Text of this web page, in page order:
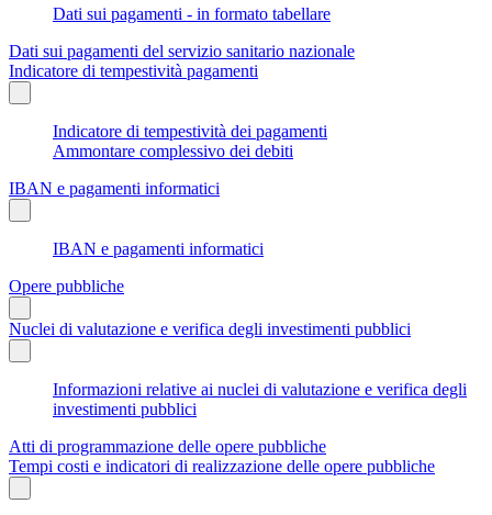
Dati sui pagamenti - in formato tabellare
Dati sui pagamenti del servizio sanitario nazionale
Indicatore di tempestività pagamenti
Indicatore di tempestività dei pagamenti
Ammontare complessivo dei debiti
IBAN e pagamenti informatici
IBAN e pagamenti informatici
Opere pubbliche
Nuclei di valutazione e verifica degli investimenti pubblici
Informazioni relative ai nuclei di valutazione e verifica degli
investimenti pubblici
Atti di programmazione delle opere pubbliche
Tempi costi e indicatori di realizzazione delle opere pubbliche